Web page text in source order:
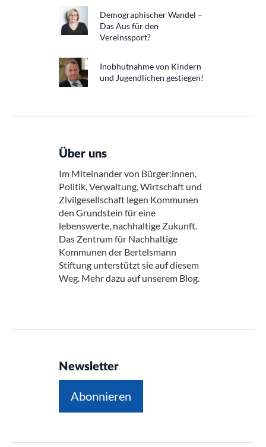
Demographischer Wandel –
Das Aus für den
Vereinssport?
Inobhutnahme von Kindern
und Jugendlichen gestiegen!
Über uns
Im Miteinander von Bürger:innen,
Politik, Verwaltung, Wirtschaft und
Zivilgesellschaft legen Kommunen
den Grundstein für eine
lebenswerte, nachhaltige Zukunft.
Das Zentrum für Nachhaltige
Kommunen der Bertelsmann
Stiftung unterstützt sie auf diesem
Weg. Mehr dazu auf unserem Blog.
Newsletter
Abonnieren